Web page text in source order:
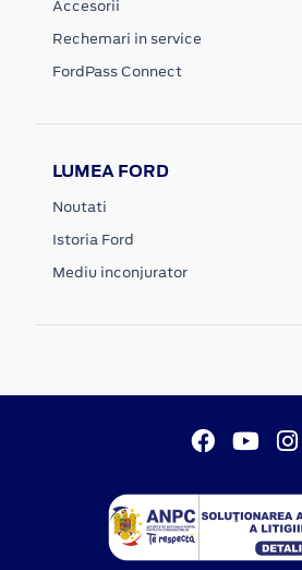
Accesorii
Rechemari in service
FordPass Connect
LUMEA FORD
Noutati
Istoria Ford
Mediu inconjurator